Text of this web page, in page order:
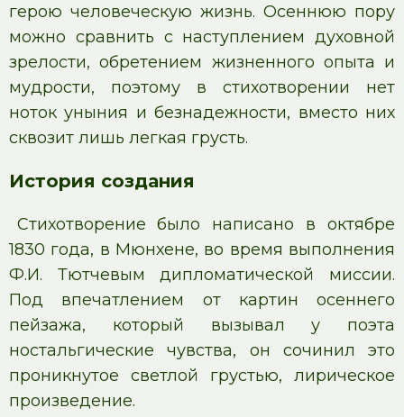
герою человеческую жизнь. Осеннюю пору
можно сравнить с наступлением духовной
зрелости, обретением жизненного опыта и
мудрости, поэтому в стихотворении нет
ноток уныния и безнадежности, вместо них
сквозит лишь легкая грусть.
История создания
Стихотворение было написано в октябре
1830 года, в Мюнхене, во время выполнения
Ф.И. Тютчевым дипломатической миссии.
Под впечатлением от картин осеннего
пейзажа, который вызывал у поэта
ностальгические чувства, он сочинил это
проникнутое светлой грустью, лирическое
произведение.